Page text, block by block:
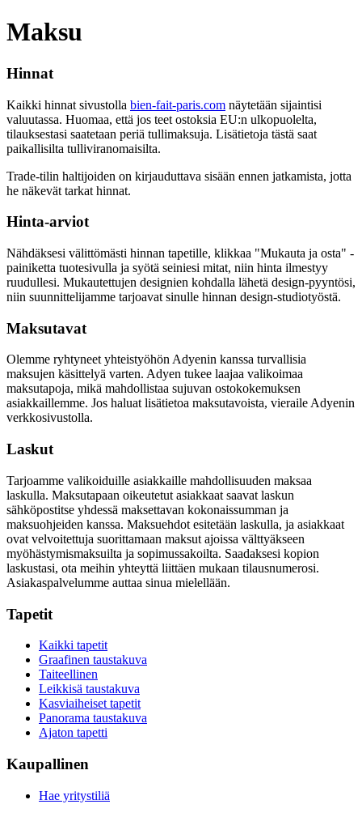
Maksu
Hinnat
Kaikki hinnat sivustolla bien-fait-paris.com näytetään sijaintisi
valuutassa. Huomaa, että jos teet ostoksia EU:n ulkopuolelta,
tilauksestasi saatetaan periä tullimaksuja. Lisätietoja tästä saat
paikallisilta tulliviranomaisilta.
Trade-tilin haltijoiden on kirjauduttava sisään ennen jatkamista, jotta
he näkevät tarkat hinnat.
Hinta-arviot
Nähdäksesi välittömästi hinnan tapetille, klikkaa "Mukauta ja osta" -
painiketta tuotesivulla ja syötä seiniesi mitat, niin hinta ilmestyy
ruudullesi. Mukautettujen designien kohdalla lähetä design-pyyntösi,
niin suunnittelijamme tarjoavat sinulle hinnan design-studiotyöstä.
Maksutavat
Olemme ryhtyneet yhteistyöhön Adyenin kanssa turvallisia
maksujen käsittelyä varten. Adyen tukee laajaa valikoimaa
maksutapoja, mikä mahdollistaa sujuvan ostokokemuksen
asiakkaillemme. Jos haluat lisätietoa maksutavoista, vieraile Adyenin
verkkosivustolla.
Laskut
Tarjoamme valikoiduille asiakkaille mahdollisuuden maksaa
laskulla. Maksutapaan oikeutetut asiakkaat saavat laskun
sähköpostitse yhdessä maksettavan kokonaissumman ja
maksuohjeiden kanssa. Maksuehdot esitetään laskulla, ja asiakkaat
ovat velvoitettuja suorittamaan maksut ajoissa välttyäkseen
myöhästymismaksuilta ja sopimussakoilta. Saadaksesi kopion
laskustasi, ota meihin yhteyttä liittäen mukaan tilausnumerosi.
Asiakaspalvelumme auttaa sinua mielellään.
Tapetit
Kaikki tapetit
Graafinen taustakuva
Taiteellinen
Leikkisä taustakuva
Kasviaiheiset tapetit
Panorama taustakuva
Ajaton tapetti
Kaupallinen
Hae yritystiliä